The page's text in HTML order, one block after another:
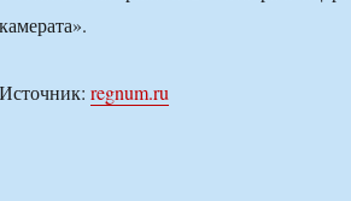
камерата».
Источник: regnum.ru